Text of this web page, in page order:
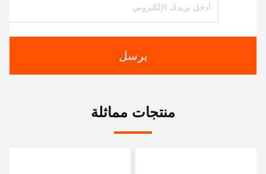
يرسل
منتجات مماثلة